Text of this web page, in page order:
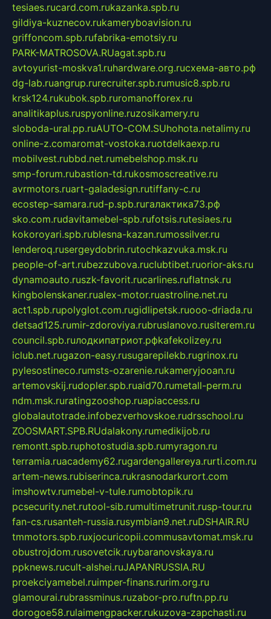
tesiaes.rucard.com.rukazanka.spb.ru
gildiya-kuznecov.rukameryboavision.ru
griffoncom.spb.rufabrika-emotsiy.ru
PARK-MATROSOVA.RUagat.spb.ru
avtoyurist-moskva1.ruhardware.org.ruсхема-авто.рф
dg-lab.ruangrup.rurecruiter.spb.rumusic8.spb.ru
krsk124.rukubok.spb.ruromanofforex.ru
analitikaplus.ruspyonline.ruzosikamery.ru
sloboda-ural.pp.ruAUTO-COM.SUhohota.netalimy.ru
online-z.comaromat-vostoka.ruotdelkaexp.ru
mobilvest.rubbd.net.rumebelshop.msk.ru
smp-forum.rubastion-td.rukosmoscreative.ru
avrmotors.ruart-galadesign.rutiffany-c.ru
ecostep-samara.rud-p.spb.ruгалактика73.рф
sko.com.rudavitamebel-spb.rufotsis.rutesiaes.ru
kokoroyari.spb.rublesna-kazan.rumossilver.ru
lenderoq.rusergeydobrin.rutochkazvuka.msk.ru
people-of-art.rubezzubova.ruclubtibet.ruorior-aks.ru
dynamoauto.ruszk-favorit.rucarlines.ruflatnsk.ru
kingbolenskaner.rualex-motor.ruastroline.net.ru
act1.spb.rupolyglot.com.rugidlipetsk.ruooo-driada.ru
detsad125.rumir-zdoroviya.rubruslanovo.rusiterem.ru
council.spb.ruлодкипатриот.рфkafekolizey.ru
iclub.net.rugazon-easy.rusugarepilekb.rugrinox.ru
pylesostineco.rumsts-ozarenie.rukameryjooan.ru
artemovskij.rudopler.spb.ruaid70.rumetall-perm.ru
ndm.msk.ruratingzooshop.ruapiaccess.ru
globalautotrade.infobezverhovskoe.rudrsschool.ru
ZOOSMART.SPB.RUdalakony.rumedikijob.ru
remontt.spb.ruphotostudia.spb.rumyragon.ru
terramia.ruacademy62.rugardengallereya.rurti.com.ru
artem-news.rubiserinca.rukrasnodarkurort.com
imshowtv.rumebel-v-tule.rumobtopik.ru
pcsecurity.net.rutool-sib.rumultimetrunit.rusp-tour.ru
fan-cs.rusanteh-russia.rusymbian9.net.ruDSHAIR.RU
tmmotors.spb.ruxjocuricopii.commusavtomat.msk.ru
obustrojdom.rusovetcik.ruybaranovskaya.ru
ppknews.rucult-alshei.ruJAPANRUSSIA.RU
proekciyamebel.ruimper-finans.rurim.org.ru
glamourai.rubrassminus.ruzabor-pro.ruftn.pp.ru
dorogoe58.rulaimengpacker.rukuzova-zapchasti.ru